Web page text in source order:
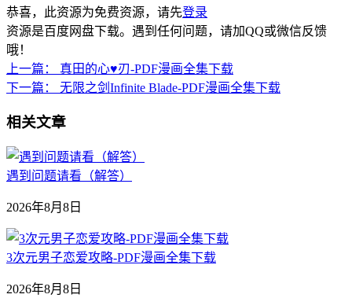
恭喜，此资源为免费资源，请先登录
资源是百度网盘下载。遇到任何问题，请加QQ或微信反馈
哦！
上一篇：
真田的心♥刃-PDF漫画全集下载
下一篇：
无限之剑Infinite Blade-PDF漫画全集下载
相关文章
遇到问题请看（解答）
2026年8月8日
3次元男子恋爱攻略-PDF漫画全集下载
2026年8月8日